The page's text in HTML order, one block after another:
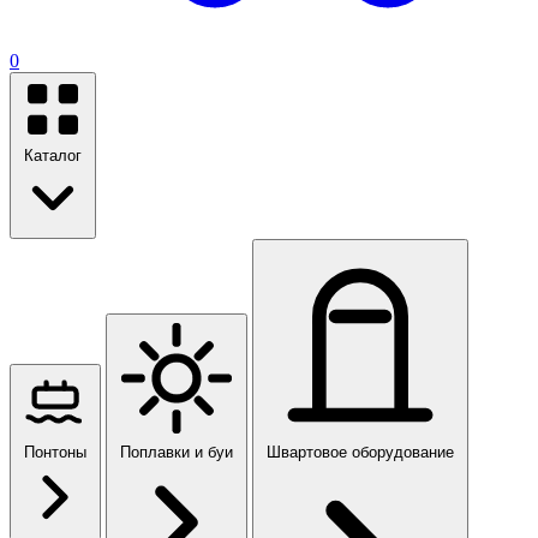
0
Каталог
Понтоны Поплавки и буи Швартовое оборудование